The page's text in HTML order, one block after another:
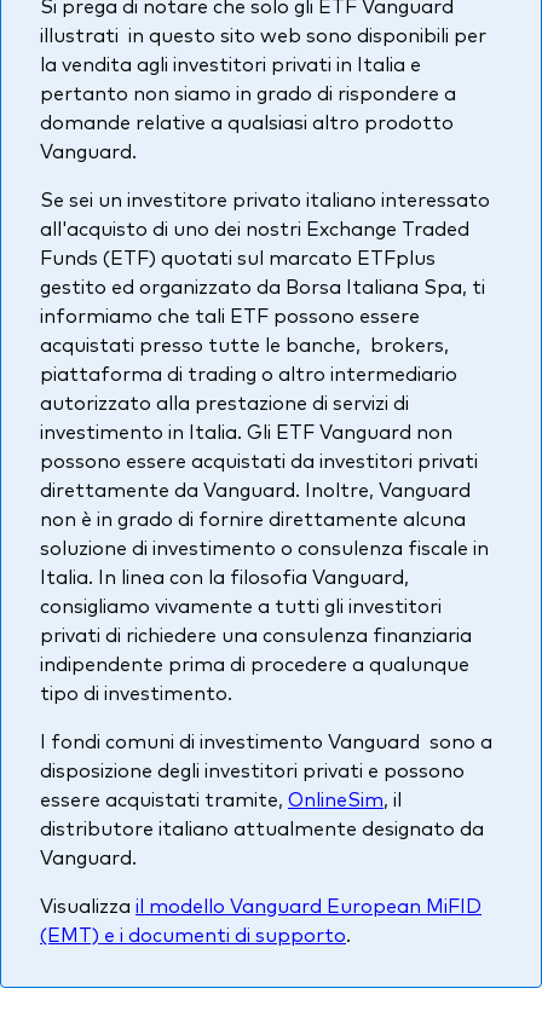
Azionario
Obbligazionario
Multi-asset
Stile di gestione
Attiva
Passiva
Documenti importanti
Investi con Vanguard
illustrati in questo sito web sono disponibili per
la vendita agli investitori privati in Italia e
pertanto non siamo in grado di rispondere a
domande relative a qualsiasi altro prodotto
Vanguard.
Se sei un investitore privato italiano interessato
all'acquisto di uno dei nostri Exchange Traded
Funds (ETF) quotati sul marcato ETFplus
gestito ed organizzato da Borsa Italiana Spa, ti
informiamo che tali ETF possono essere
acquistati presso tutte le banche, brokers,
piattaforma di trading o altro intermediario
autorizzato alla prestazione di servizi di
investimento in Italia. Gli ETF Vanguard non
possono essere acquistati da investitori privati
direttamente da Vanguard. Inoltre, Vanguard
non è in grado di fornire direttamente alcuna
soluzione di investimento o consulenza fiscale in
Italia. In linea con la filosofia Vanguard,
consigliamo vivamente a tutti gli investitori
privati di richiedere una consulenza finanziaria
indipendente prima di procedere a qualunque
tipo di investimento.
I fondi comuni di investimento Vanguard sono a
disposizione degli investitori privati e possono
essere acquistati tramite, OnlineSim, il
distributore italiano attualmente designato da
Vanguard.
Visualizza il modello Vanguard European MiFID
(EMT) e i documenti di supporto.